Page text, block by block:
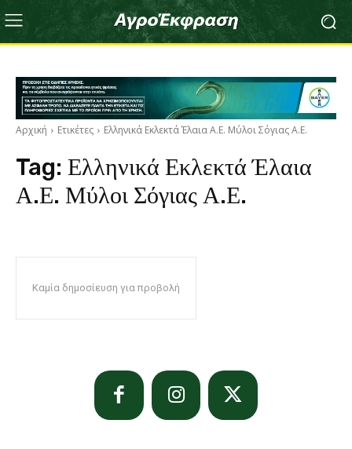
Αρχική Ετικέτες Ελληνικά Εκλεκτά Έλαια Α.Ε. Μύλοι Σόγιας Α.Ε.
Tag: Ελληνικά Εκλεκτά Έλαια
Α.Ε. Μύλοι Σόγιας Α.Ε.
Καμία δημοσίευση για προβολή